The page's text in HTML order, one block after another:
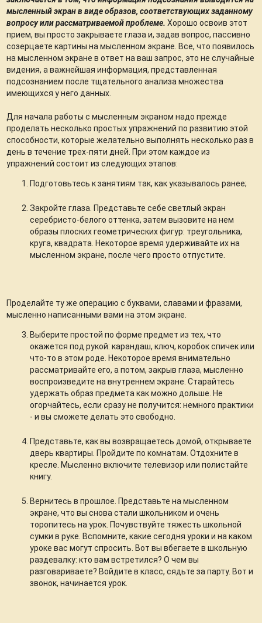
мысленный экран в виде образов, соответствующих заданному
вопросу или рассматриваемой проблеме. Хорошо освоив этот
прием, вы просто закрываете глаза и, задав вопрос, пассивно
созерцаете картины на мысленном экране. Все, что появилось
на мысленном экране в ответ на ваш запрос, это не случайные
видения, а важнейшая информация, представленная
подсознанием после тщательного анализа множества
имеющихся у него данных.
Для начала работы с мысленным экраном надо прежде
проделать несколько простых упражнений по развитию этой
способности, которые желательно выполнять несколько раз в
день в течение трех-пяти дней. При этом каждое из
упражнений состоит из следующих этапов:
Подготовьтесь к занятиям так, как указывалось ранее;
Закройте глаза. Представьте себе светлый экран
серебристо-белого оттенка, затем вызовите на нем
образы плоских геометрических фигур: треугольника,
круга, квадрата. Некоторое время удерживайте их на
мысленном экране, после чего просто отпустите.
Проделайте ту же операцию с буквами, славами и фразами,
мысленно написанными вами на этом экране.
Выберите простой по форме предмет из тех, что
окажется под рукой: карандаш, ключ, коробок спичек или
что-то в этом роде. Некоторое время внимательно
рассматривайте его, а потом, закрыв глаза, мысленно
воспроизведите на внутреннем экране. Старайтесь
удержать образ предмета как можно дольше. Не
огорчайтесь, если сразу не получится: немного практики
- и вы сможете делать это свободно.
Представьте, как вы возвращаетесь домой, открываете
дверь квартиры. Пройдите по комнатам. Отдохните в
кресле. Мысленно включите телевизор или полистайте
книгу.
Вернитесь в прошлое. Представьте на мысленном
экране, что вы снова стали школьником и очень
торопитесь на урок. Почувствуйте тяжесть школьной
сумки в руке. Вспомните, какие сегодня уроки и на каком
уроке вас могут спросить. Вот вы вбегаете в школьную
раздевалку: кто вам встретился? О чем вы
разговариваете? Войдите в класс, сядьте за парту. Вот и
звонок, начинается урок.